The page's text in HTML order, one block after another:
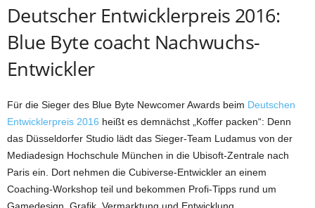
Deutscher Entwicklerpreis 2016:
Blue Byte coacht Nachwuchs-
Entwickler
Für die Sieger des Blue Byte Newcomer Awards beim Deutschen
Entwicklerpreis 2016 heißt es demnächst „Koffer packen“: Denn
das Düsseldorfer Studio lädt das Sieger-Team Ludamus von der
Mediadesign Hochschule München in die Ubisoft-Zentrale nach
Paris ein. Dort nehmen die Cubiverse-Entwickler an einem
Coaching-Workshop teil und bekommen Profi-Tipps rund um
Gamedesign, Grafik, Vermarktung und Entwicklung.